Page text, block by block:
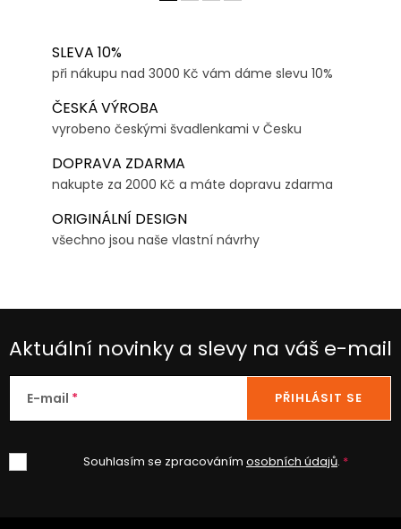
SLEVA 10%
při nákupu nad 3000 Kč vám dáme slevu 10%
ČESKÁ VÝROBA
vyrobeno českými švadlenkami v Česku
DOPRAVA ZDARMA
nakupte za 2000 Kč a máte dopravu zdarma
ORIGINÁLNÍ DESIGN
všechno jsou naše vlastní návrhy
Aktuální novinky a slevy na váš e-mail
E-mail
Souhlasím se zpracováním osobních údajů.
PŘIHLÁSIT SE